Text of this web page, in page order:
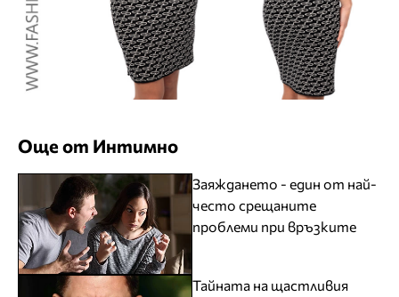
Още от Интимно
Заяждането - един от най-
често срещаните
проблеми при връзките
Тайната на щастливия